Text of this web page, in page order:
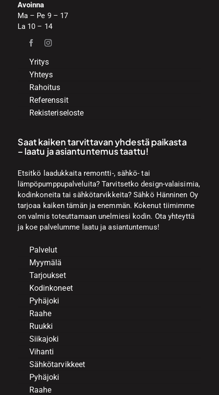
Avoinna
Ma – Pe 9 – 17
La 10 – 14
Yritys
Yhteys
Rahoitus
Referenssit
Rekisteriseloste
Saat kaiken tarvittavan yhdestä paikasta
– laatu ja asiantuntemus taattu!
Etsitkö laadukkaita remontti-, sähkö- tai
lämpöpumppupalveluita? Tarvitsetko design-valaisimia,
kodinkoneita tai sähkötarvikkeita? Sähkö Hänninen Oy
tarjoaa kaiken tämän ja enemmän. Kokenut tiimimme
on valmis toteuttamaan unelmiesi kodin. Ota yhteyttä
ja koe palvelumme laatu ja asiantuntemus!
Palvelut
Myymälä
Tarjoukset
Kodinkoneet
Pyhäjoki
Raahe
Ruukki
Siikajoki
Vihanti
Sähkötarvikkeet
Pyhäjoki
Raahe